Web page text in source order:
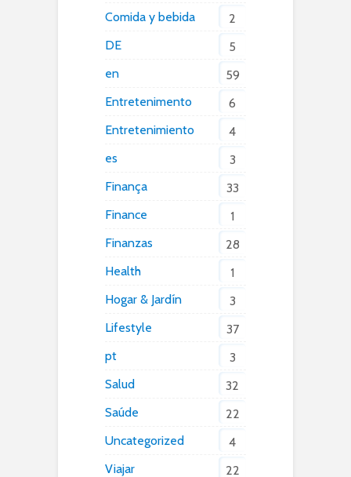
Comida y bebida
2
DE
5
en
59
Entretenimento
6
Entretenimiento
4
es
3
Finança
33
Finance
1
Finanzas
28
Health
1
Hogar & Jardín
3
Lifestyle
37
pt
3
Salud
32
Saúde
22
Uncategorized
4
Viajar
22